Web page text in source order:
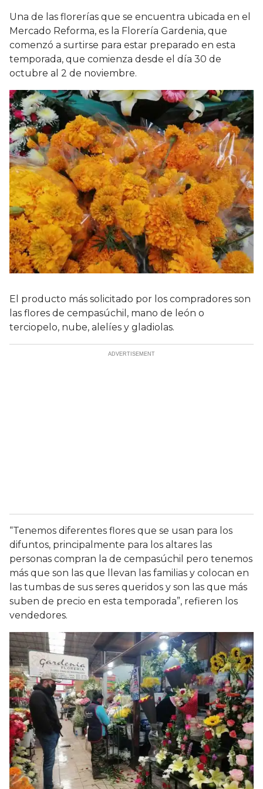
Una de las florerías que se encuentra ubicada en el
Mercado Reforma, es la Florería Gardenia, que
comenzó a surtirse para estar preparado en esta
temporada, que comienza desde el día 30 de
octubre al 2 de noviembre.
El producto más solicitado por los compradores son
las flores de cempasúchil, mano de león o
terciopelo, nube, alelíes y gladiolas.
“Tenemos diferentes flores que se usan para los
difuntos, principalmente para los altares las
personas compran la de cempasúchil pero tenemos
más que son las que llevan las familias y colocan en
las tumbas de sus seres queridos y son las que más
suben de precio en esta temporada”, refieren los
vendedores.